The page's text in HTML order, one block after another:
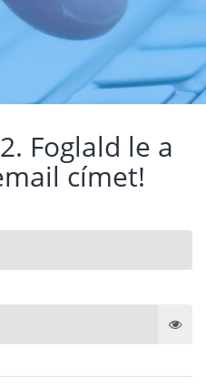
Foglald le a
címet!